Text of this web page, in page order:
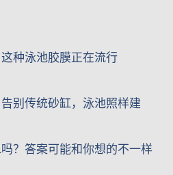
种泳池胶膜正在流行
别传统砂缸，泳池照样建
？答案可能和你想的不一样